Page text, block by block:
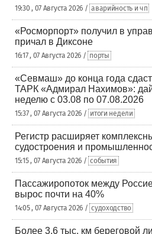
19:30 , 07 Августа 2026 / аварийность и чп
«Росморпорт» получил в
причал в Диксоне
16:17 , 07 Августа 2026 / порты
«Севмаш» до конца года
ТАРК «Адмирал Нахимов»:
неделю с 03.08 по 07.08.2026
15:37 , 07 Августа 2026 / итоги недели
Регистр расширяет
судостроения и
15:15 , 07 Августа 2026 / события
Пассажиропоток между
вырос почти на 40%
14:05 , 07 Августа 2026 / судоходство
Более 3,6 тыс. км береговой